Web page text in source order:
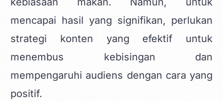
mencapai hasil yang signifikan, perlukan
strategi konten yang efektif untuk
menembus kebisingan dan
mempengaruhi audiens dengan cara yang
positif.